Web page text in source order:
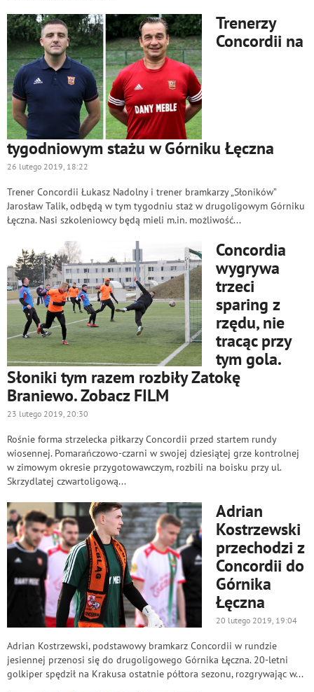
Trenerzy
Concordii na
tygodniowym stażu w Górniku Łęczna
26 lutego 2019, 18:22
Trener Concordii Łukasz Nadolny i trener bramkarzy „Słoników”
Jarosław Talik, odbędą w tym tygodniu staż w drugoligowym Górniku
Łęczna. Nasi szkoleniowcy będą mieli m.in. możliwość...
Concordia
wygrywa
trzeci
sparing z
rzędu, nie
tracąc przy
tym gola.
Słoniki tym razem rozbiły Zatokę
Braniewo. Zobacz FILM
23 lutego 2019, 20:30
Rośnie forma strzelecka piłkarzy Concordii przed startem rundy
wiosennej. Pomarańczowo-czarni w swojej dziesiątej grze kontrolnej
w zimowym okresie przygotowawczym, rozbili na boisku przy ul.
Skrzydlatej czwartoligową...
Adrian
Kostrzewski
przechodzi z
Concordii do
Górnika
Łęczna
20 lutego 2019, 19:04
Adrian Kostrzewski, podstawowy bramkarz Concordii w rundzie
jesiennej przenosi się do drugoligowego Górnika Łęczna. 20-letni
golkiper spędził na Krakusa ostatnie półtora sezonu, rozgrywając w...